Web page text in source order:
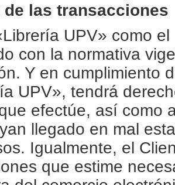
de las transacciones
UPV» como
con la normativa
Y en cumplimiento
UPV», tendrá
efectúe, así como
llegado en mal
Igualmente, el
que estime